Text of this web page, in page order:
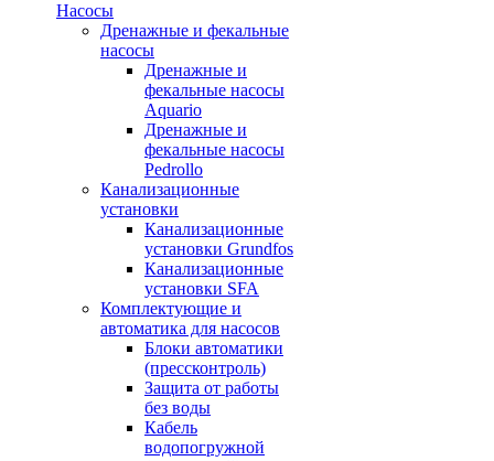
Насосы
Дренажные и фекальные
насосы
Дренажные и
фекальные насосы
Aquario
Дренажные и
фекальные насосы
Pedrollo
Канализационные
установки
Канализационные
установки Grundfos
Канализационные
установки SFA
Комплектующие и
автоматика для насосов
Блоки автоматики
(прессконтроль)
Защита от работы
без воды
Кабель
водопогружной